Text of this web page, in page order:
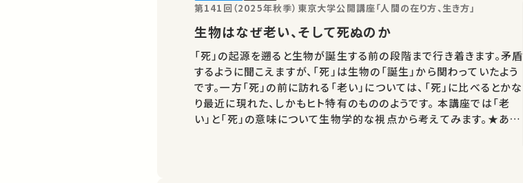
第141回（2025年秋季）東京大学公開講座「人間の在り方、生き方」
生物はなぜ老い、そして死ぬのか
「死」の起源を遡ると生物が誕生する前の段階まで行き着きます。矛盾
するように聞こえますが、「死」は生物の「誕生」から関わっていたよう
です。一方「死」の前に訪れる「老い」については、「死」に比べるとかな
り最近に現れた、しかもヒト特有のもののようです。 本講座では「老
い」と「死」の意味について生物学的な視点から考えてみます。★あな